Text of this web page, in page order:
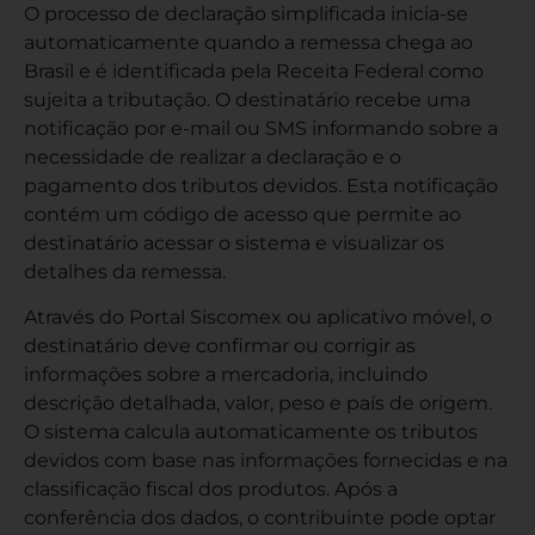
O processo de declaração simplificada inicia-se
automaticamente quando a remessa chega ao
Brasil e é identificada pela Receita Federal como
sujeita a tributação. O destinatário recebe uma
notificação por e-mail ou SMS informando sobre a
necessidade de realizar a declaração e o
pagamento dos tributos devidos. Esta notificação
contém um código de acesso que permite ao
destinatário acessar o sistema e visualizar os
detalhes da remessa.
Através do Portal Siscomex ou aplicativo móvel, o
destinatário deve confirmar ou corrigir as
informações sobre a mercadoria, incluindo
descrição detalhada, valor, peso e país de origem.
O sistema calcula automaticamente os tributos
devidos com base nas informações fornecidas e na
classificação fiscal dos produtos. Após a
conferência dos dados, o contribuinte pode optar